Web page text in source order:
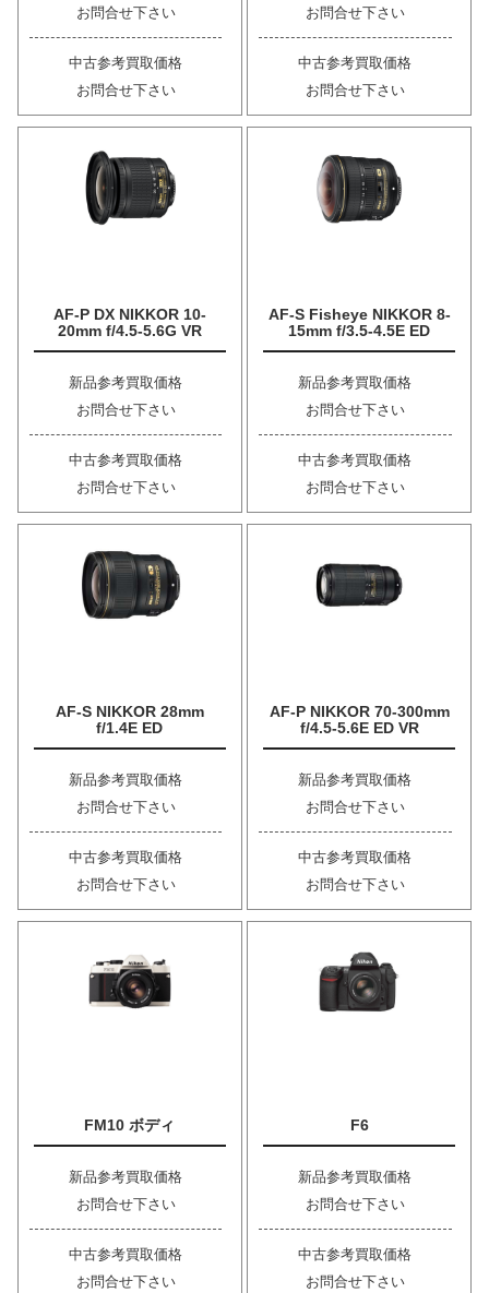
お問合せ下さい
中古参考買取価格
お問合せ下さい
お問合せ下さい
中古参考買取価格
お問合せ下さい
AF-P DX NIKKOR 10-
20mm f/4.5-5.6G VR
新品参考買取価格
お問合せ下さい
中古参考買取価格
お問合せ下さい
AF-S Fisheye NIKKOR 8-
15mm f/3.5-4.5E ED
新品参考買取価格
お問合せ下さい
中古参考買取価格
お問合せ下さい
AF-S NIKKOR 28mm
f/1.4E ED
新品参考買取価格
お問合せ下さい
中古参考買取価格
お問合せ下さい
AF-P NIKKOR 70-300mm
f/4.5-5.6E ED VR
新品参考買取価格
お問合せ下さい
中古参考買取価格
お問合せ下さい
FM10 ボディ
新品参考買取価格
お問合せ下さい
中古参考買取価格
お問合せ下さい
F6
新品参考買取価格
お問合せ下さい
中古参考買取価格
お問合せ下さい